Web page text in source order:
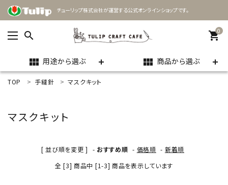
チューリップ株式会社が運営する公式オンラインショップです。
search 0
shopping_cart
view_module 用途から選ぶ view_module 商品から選ぶ
ACCOUNT MENU
meeting_room ログイン
search
TOP 手縫針 マスクキット
マスクキット
[ 並び順を変更 ] - おすすめ順 - 価格順 - 新着順
全 [3] 商品中 [1-3] 商品を表示しています